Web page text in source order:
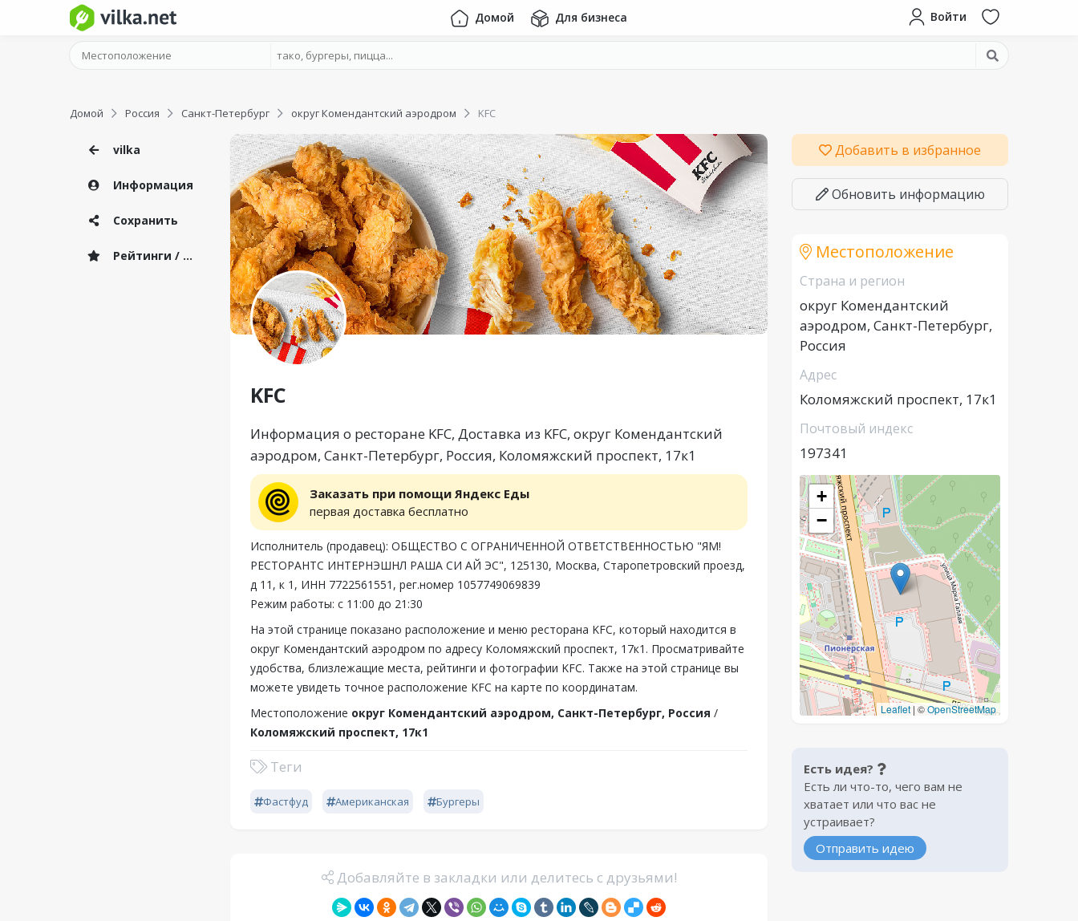
Домой Для бизнеса Войти
Домой Россия Санкт-Петербург округ Комендантский аэродром KFC
vilka
Информация
Сохранить
Рейтинги / Отзывы
KFC
Информация о ресторане KFC, Доставка из KFC, округ Комендантский
аэродром, Санкт-Петербург, Россия, Коломяжский проспект, 17к1
Заказать при помощи Яндекс Еды
первая доставка бесплатно
Исполнитель (продавец): ОБЩЕСТВО С ОГРАНИЧЕННОЙ ОТВЕТСТВЕННОСТЬЮ "ЯМ!
РЕСТОРАНТС ИНТЕРНЭШНЛ РАША СИ АЙ ЭС", 125130, Москва, Старопетровский проезд,
д 11, к 1, ИНН 7722561551, рег.номер 1057749069839
Режим работы: с 11:00 до 21:30
На этой странице показано расположение и меню ресторана KFC, который находится в
округ Комендантский аэродром по адресу Коломяжский проспект, 17к1. Просматривайте
удобства, близлежащие места, рейтинги и фотографии KFC. Также на этой странице вы
можете увидеть точное расположение KFC на карте по координатам.
Местоположение округ Комендантский аэродром, Санкт-Петербург, Россия /
Коломяжский проспект, 17к1
Теги
Фастфуд Американская Бургеры
Добавляйте в закладки или делитесь с друзьями!
Добавить в избранное
Обновить информацию
Местоположение
Страна и регион
округ Комендантский
аэродром, Санкт-Петербург,
Россия
Адрес
Коломяжский проспект, 17к1
Почтовый индекс
197341
+
−
Leaflet| ©OpenStreetMap
Есть идея?
Есть ли что-то, чего вам не
хватает или что вас не
устраивает?
Отправить идею